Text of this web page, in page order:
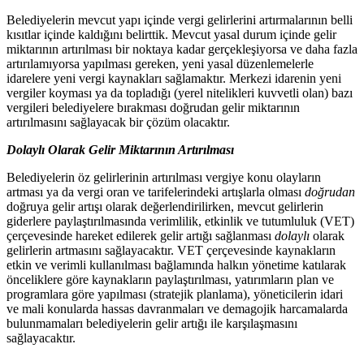
Belediyelerin mevcut yapı içinde vergi gelirlerini artırmalarının belli
kısıtlar içinde kaldığını belirttik. Mevcut yasal durum içinde gelir
miktarının artırılması bir noktaya kadar gerçekleşiyorsa ve daha fazla
artırılamıyorsa yapılması gereken, yeni yasal düzenlemelerle
idarelere yeni vergi kaynakları sağlamaktır. Merkezi idarenin yeni
vergiler koyması ya da topladığı (yerel nitelikleri kuvvetli olan) bazı
vergileri belediyelere bırakması doğrudan gelir miktarının
artırılmasını sağlayacak bir çözüm olacaktır.
Dolaylı Olarak Gelir Miktarının Artırılması
Belediyelerin öz gelirlerinin artırılması vergiye konu olayların
artması ya da vergi oran ve tarifelerindeki artışlarla olması doğrudan
doğruya gelir artışı olarak değerlendirilirken, mevcut gelirlerin
giderlere paylaştırılmasında verimlilik, etkinlik ve tutumluluk (VET)
çerçevesinde hareket edilerek gelir artığı sağlanması dolaylı olarak
gelirlerin artmasını sağlayacaktır. VET çerçevesinde kaynakların
etkin ve verimli kullanılması bağlamında halkın yönetime katılarak
önceliklere göre kaynakların paylaştırılması, yatırımların plan ve
programlara göre yapılması (stratejik planlama), yöneticilerin idari
ve mali konularda hassas davranmaları ve demagojik harcamalarda
bulunmamaları belediyelerin gelir artığı ile karşılaşmasını
sağlayacaktır.